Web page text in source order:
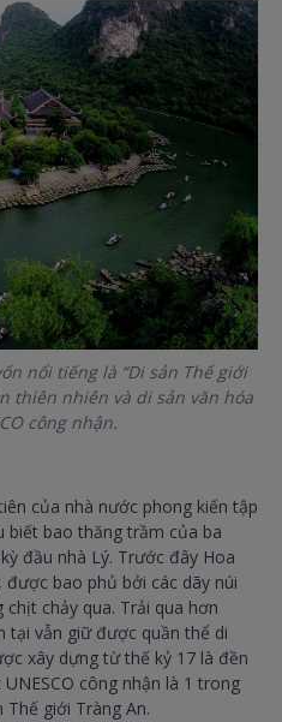
nổi tiếng là “Di sản Thế giới
thiên nhiên và di sản văn hóa
công nhận.
của nhà nước phong kiến tập
biết bao thăng trầm của ba
đầu nhà Lý. Trước đây Hoa
bao phủ bởi các dãy núi
chảy qua. Trải qua hơn
tại vẫn giữ được quần thể di
xây dựng từ thế kỷ 17 là đền
công nhận là 1 trong
giới Tràng An.